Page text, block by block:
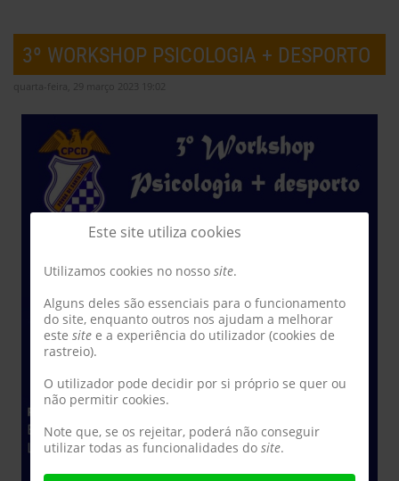
3º WORKSHOP PSICOLOGIA + DESPORTO
quarta-feira, 29 março 2023 19:02
Este site utiliza cookies
Utilizamos cookies no nosso site.
Alguns deles são essenciais para o funcionamento
do site, enquanto outros nos ajudam a melhorar
este site e a experiência do utilizador (cookies de
rastreio).
O utilizador pode decidir por si próprio se quer ou
não permitir cookies.
Note que, se os rejeitar, poderá não conseguir
utilizar todas as funcionalidades do site.